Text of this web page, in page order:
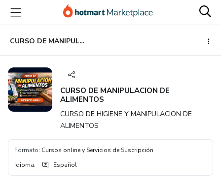
principal
página
de
página
CURSO DE MANIPULACION DE ALIMENTOS
CURSO DE MANIPULACION DE
ALIMENTOS
CURSO DE HIGIENE Y MANIPULACION DE
ALIMENTOS
Formato: Cursos online y Servicios de Suscripción
Idioma: Español